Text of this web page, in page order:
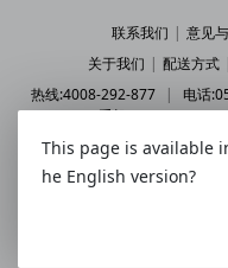
联系我们 | 意见
关于我们 | 配送方式
热线:4008-292-877
| 电话
手机:158 5777 7578
© 2010 - 2026
乐清
This page is available
he English version?